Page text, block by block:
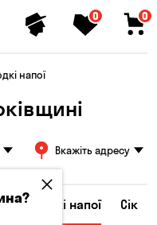
0 0
напої
Вкажіть адресу
Солодкі напої Сік